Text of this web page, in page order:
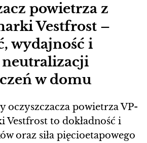
powietrza z
Vestfrost –
wydajność i
w domu
oczyszczacza powietrza VP-
Vestfrost to dokładność i
oraz siła pięcioetapowego